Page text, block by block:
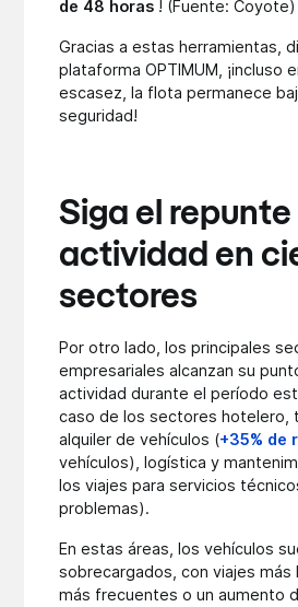
de 48 horas ! (Fuente: Coyote)
Gracias a estas herramientas,
plataforma OPTIMUM, ¡incluso
escasez, la flota permanece
seguridad!
Siga el repunte
actividad en
sectores
Por otro lado, los principales
empresariales alcanzan su
actividad durante el período
caso de los sectores hotelero,
alquiler de vehículos (+35% de
vehículos), logística y
los viajes para servicios
problemas).
En estas áreas, los vehículos
sobrecargados, con viajes más
más frecuentes o un aumento